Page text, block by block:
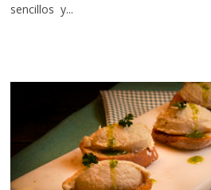
sencillos y...